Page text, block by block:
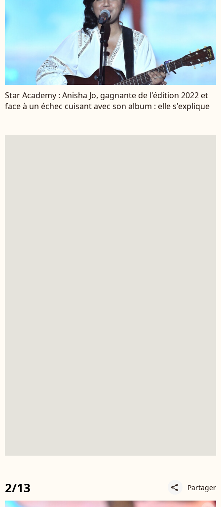
Star Academy : Anisha Jo, gagnante de l'édition 2022 et
face à un échec cuisant avec son album : elle s'explique
2/13 share Partager